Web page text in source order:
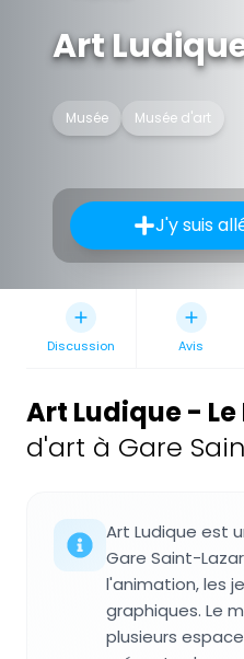
Art
Musée Musée d'art
J'y suis
Discussion Avis
Art Ludique - Le
d'art à Gare
Art Ludique est
Gare Saint-
l'animation, les
graphiques. Le
plusieurs